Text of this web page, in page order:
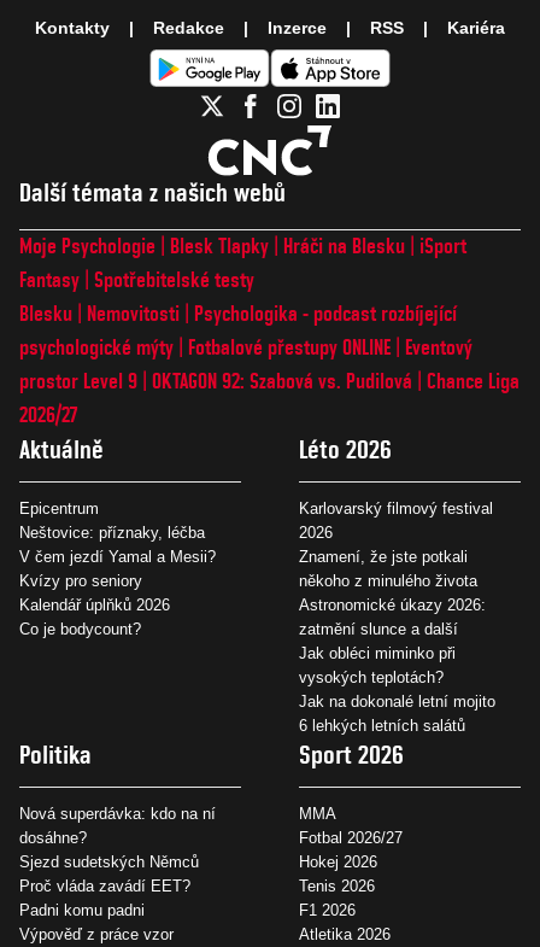
Další témata z našich webů
Moje Psychologie Blesk Tlapky Hráči na Blesku
iSport
Fantasy Spotřebitelské testy
Blesku
Nemovitosti
Psychologika - podcast rozbíjející
psychologické mýty
Fotbalové přestupy ONLINE
Eventový
prostor Level 9 OKTAGON 92: Szabová vs. Pudilová
Chance Liga
2026/27
Aktuálně
Epicentrum
Neštovice: příznaky, léčba
V čem jezdí Yamal a Mesii?
Kvízy pro seniory
Kalendář úplňků 2026
Co je bodycount?
Léto 2026
Karlovarský filmový festival
2026
Znamení, že jste potkali
někoho z minulého života
Astronomické úkazy 2026:
zatmění slunce a další
Jak obléci miminko při
vysokých teplotách?
Jak na dokonalé letní mojito
6 lehkých letních salátů
Politika
Nová superdávka: kdo na ní
dosáhne?
Sjezd sudetských Němců
Proč vláda zavádí EET?
Padni komu padni
Výpověď z práce vzor
Sport 2026
MMA
Fotbal 2026/27
Hokej 2026
Tenis 2026
F1 2026
Atletika 2026
Kontakty Redakce Inzerce RSS Kariéra